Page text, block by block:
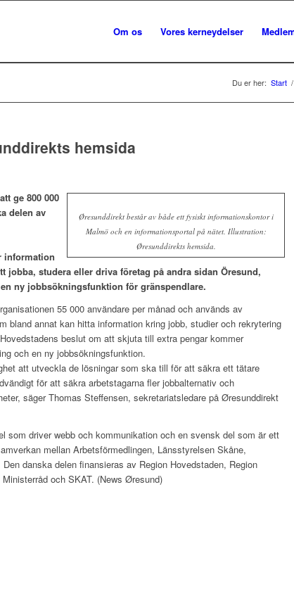
Om os Vores kerneydelser
Du er her: Start /
hemsida
Øresunddirekt består av både ett fysiskt informationskontor i
Malmö och en informationsportal på nätet. Illustration:
Øresunddirekts hemsida.
ge 800 000
delen av
information
jobba, studera eller driva företag på andra sidan Öresund,
ny jobbsökningsfunktion för gränspendlare.
55 000 användare per månad och används av
bland annat kan hitta information kring jobb, studier och rekrytering
beslut om att skjuta till extra pengar kommer
och en ny jobbsökningsfunktion.
att utveckla de lösningar som ska till för att säkra ett tätare
för att säkra arbetstagarna fler jobbalternativ och
säger Thomas Steffensen, sekretariatsledare på Øresunddirekt
som driver webb och kommunikation och en svensk del som är ett
mellan Arbetsförmedlingen, Länsstyrelsen Skåne,
danska delen finansieras av Region Hovedstaden, Region
och SKAT. (News Øresund)